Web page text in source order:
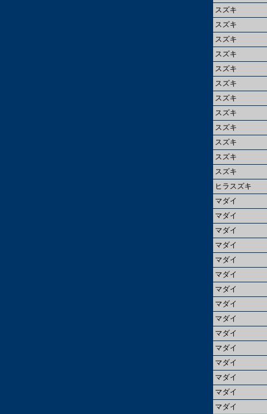
スズキ
スズキ
スズキ
スズキ
スズキ
スズキ
スズキ
スズキ
スズキ
スズキ
スズキ
スズキ
ヒラスズキ
マダイ
マダイ
マダイ
マダイ
マダイ
マダイ
マダイ
マダイ
マダイ
マダイ
マダイ
マダイ
マダイ
マダイ
マダイ